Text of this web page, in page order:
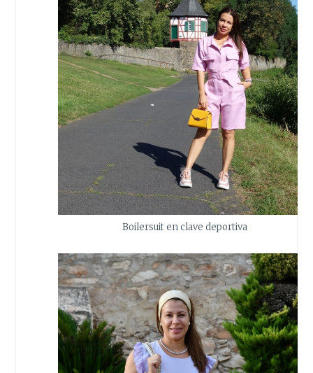
Boilersuit en clave deportiva